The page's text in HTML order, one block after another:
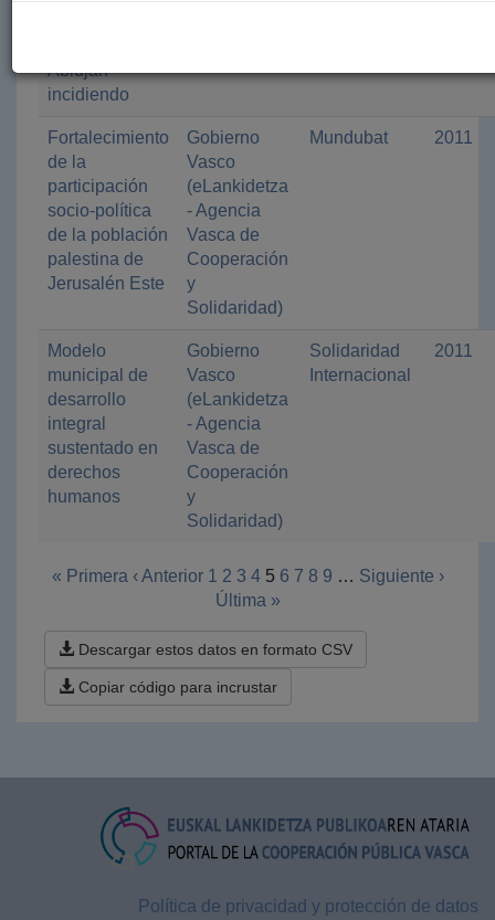
Abidjan
incidiendo
Fortalecimiento
de la
participación
socio-política
de la población
palestina de
Jerusalén Este
Gobierno
Vasco
(eLankidetza
- Agencia
Vasca de
Cooperación
y
Solidaridad)
Mundubat 2011
Modelo
municipal de
desarrollo
integral
sustentado en
derechos
humanos
Gobierno
Vasco
(eLankidetza
- Agencia
Vasca de
Cooperación
y
Solidaridad)
Solidaridad
Internacional
2011
« Primera ‹ Anterior 1 2 3 4 5 6 7 8 9 … Siguiente ›
Última »
Descargar estos datos en formato CSV
Copiar código para incrustar
Política de privacidad y protección de datos